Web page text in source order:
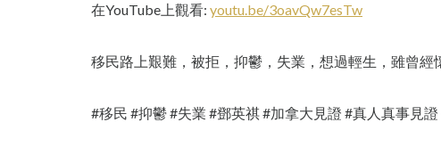
在YouTube上觀看: youtu.be/3oavQw7esTw
移民路上艱難，被拒，抑鬱，失業，想過輕生，雖曾經
#移民 #抑鬱 #失業 #鄧英祺 #加拿大見證 #真人真事見